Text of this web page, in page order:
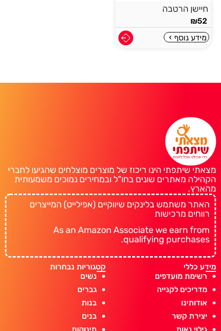
חיישן הרטבה
₪52
מידע נוסף
מצאתי שיתפתי הינו ריכוז של מוצרים מוצלחים שהגיעו לחברי
הקהילה מאתרים שונים בחו"ל ובמחירים נמוכים משמעותית
מהארץ.
האתר משתמש בלינקים שיווקיים (אפילייט) המייצרים
רווחים מרכישות
As an Amazon Associate we earn from
qualifying purchases.
מידע כללי
רשימת מועדפים
מדריכים לקנייה
אודותינו
יצירת קשר
קטגוריות נבחרות
נשים
גברים
בנות
בנים